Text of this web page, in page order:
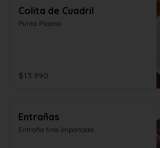
Colita de Cuadril
Punta Picana
$13.990
Entrañas
Entraña fina importada